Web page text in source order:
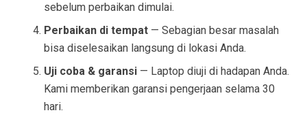
sebelum perbaikan dimulai.
Perbaikan di tempat — Sebagian besar masalah
bisa diselesaikan langsung di lokasi Anda.
Uji coba & garansi — Laptop diuji di hadapan Anda.
Kami memberikan garansi pengerjaan selama 30
hari.